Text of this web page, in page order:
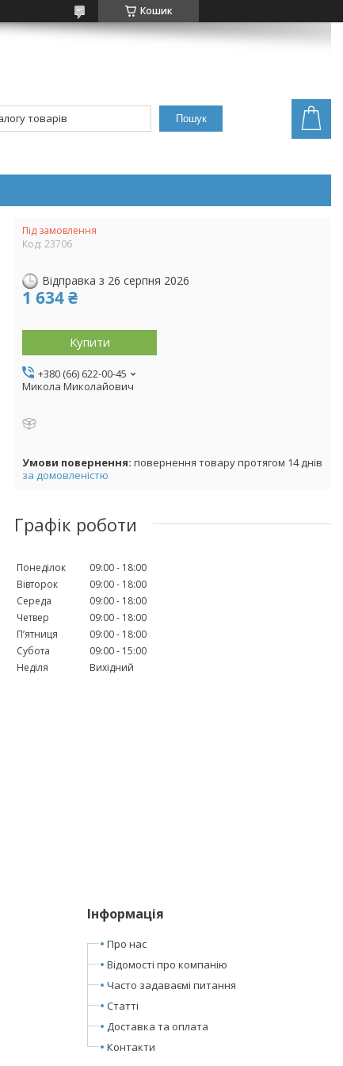
Кошик
Пошук
Під замовлення
Код: 23706
Відправка з 26 серпня 2026
1 634 ₴
Купити
+380 (66) 622-00-45
Микола Миколайович
повернення товару протягом 14 днів
за домовленістю
Графік роботи
Понеділок 09:00
18:00
Вівторок
09:00
18:00
Середа
09:00
18:00
Четвер
09:00
18:00
Пʼятниця
09:00
18:00
Субота
09:00
15:00
Неділя
Вихідний
Інформація
Про нас
Відомості про компанію
Часто задаваємі питання
Статті
Доставка та оплата
Контакти